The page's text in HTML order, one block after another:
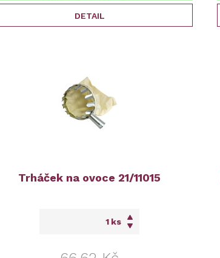
DETAIL
Trháček na ovoce 21/11015
ks